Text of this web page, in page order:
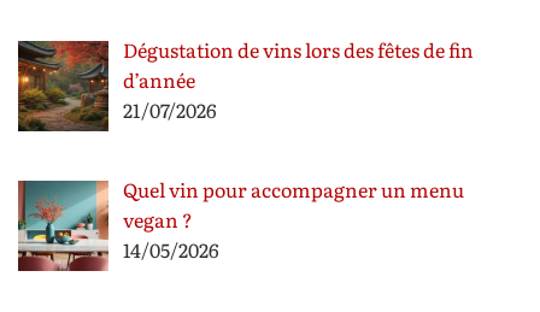
Dégustation de vins lors des fêtes de fin
d’année
21/07/2026
Quel vin pour accompagner un menu
vegan ?
14/05/2026